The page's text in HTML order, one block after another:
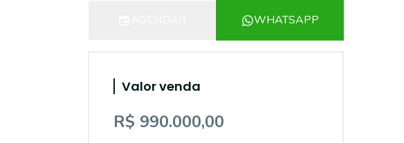
WHATSAPP
Valor venda
R$ 990.000,00